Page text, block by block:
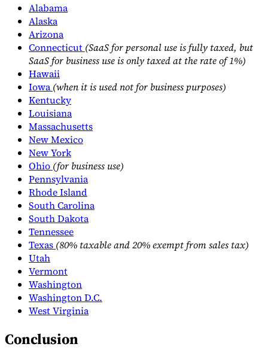
Alabama
Alaska
Arizona
Connecticut (SaaS for personal use is fully taxed, but
SaaS for business use is only taxed at the rate of 1%)
Hawaii
Iowa(when it is used not for business purposes)
Kentucky
Louisiana
Massachusetts
New Mexico
New York
Ohio (for business use)
Pennsylvania
Rhode Island
South Carolina
South Dakota
Tennessee
Texas (80% taxable and 20% exempt from sales tax)
Utah
Vermont
Washington
Washington D.C.
West Virginia
Conclusion